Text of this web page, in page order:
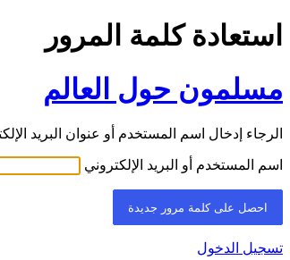
استعادة كلمة المرور
مسلمون حول العالم
الرجاء إدخال اسم المستخدم أو عنوان البريد
اسم المستخدم أو البريد الإلكتروني
تسجيل الدخول